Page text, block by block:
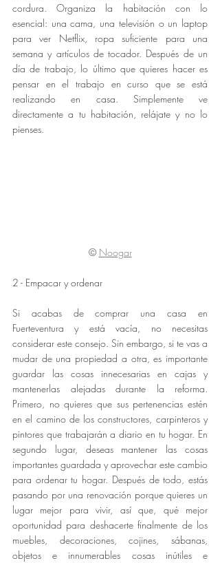
cordura. Organiza la habitación con lo
esencial: una cama, una televisión o un laptop
para ver Netflix, ropa suficiente para una
semana y artículos de tocador. Después de un
día de trabajo, lo último que quieres hacer es
pensar en el trabajo en curso que se está
realizando en casa. Simplemente ve
directamente a tu habitación, relájate y no lo
pienses.
© Noogar
2 - Empacar y ordenar
Si acabas de comprar una casa en
Fuerteventura y está vacía, no necesitas
considerar este consejo. Sin embargo, si te vas a
mudar de una propiedad a otra, es importante
guardar las cosas innecesarias en cajas y
mantenerlas alejadas durante la reforma.
Primero, no quieres que sus pertenencias estén
en el camino de los constructores, carpinteros y
pintores que trabajarán a diario en tu hogar. En
segundo lugar, deseas mantener las cosas
importantes guardada y aprovechar este cambio
para ordenar tu hogar. Después de todo, estás
pasando por una renovación porque quieres un
lugar mejor para vivir, así que, qué mejor
oportunidad para deshacerte finalmente de los
muebles, decoraciones, cojines, sábanas,
objetos e innumerables cosas inútiles e